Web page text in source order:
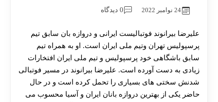
24 نوامبر 2022 0 دیدگاه
علیرضا بیرانوند فوتبالیست ایرانی و دروازه بان سابق تیم
پرسپولیس تهران وتیم ملی ایران است. او به همراه تیم
سابق باشگاهی خود پرسپولیس و تیم ملی ایران افتخارات
زیادی به دست آورده است. علیرضا بیرانوند در مسیر فوتبالی
شدنش سختی های بسیاری را تحمل کرده است و در حال
حاضر یکی از بهترین دروازه بانان ایران و آسیا محسوب می